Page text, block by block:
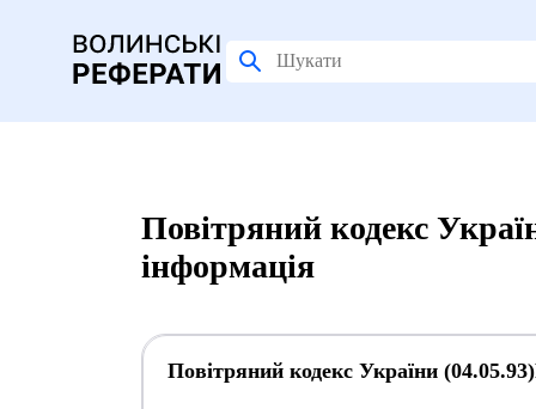
Повітряний кодекс
інформація
Повітряний кодекс України